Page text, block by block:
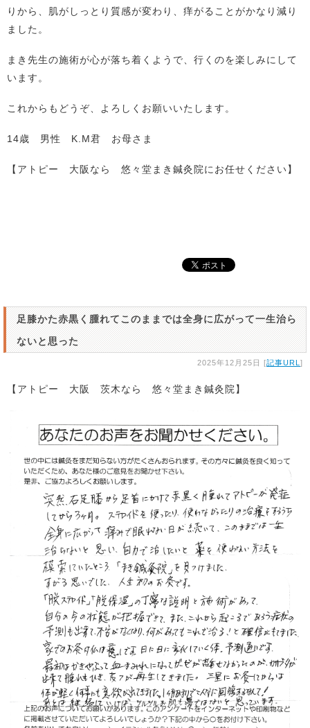
りから、肌がしっとり質感が変わり、痒がることがかなり減り
ました。
まき先生の施術が心が落ち着くようで、行くのを楽しみにして
います。
これからもどうぞ、よろしくお願いいたします。
14歳 男性 K.M君 お母さま
【アトピー 大阪なら 悠々堂まき鍼灸院にお任せください】
足膝かた赤黒く腫れてこのままでは全身に広がって一生治ら
ないと思った
2025年12月25日 [記事URL ]
【アトピー 大阪 茨木なら 悠々堂まき鍼灸院】